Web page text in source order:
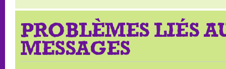
PROBLÈMES LIÉS
MESSAGES